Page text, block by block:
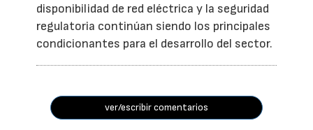
disponibilidad de red eléctrica y la seguridad
regulatoria continúan siendo los principales
condicionantes para el desarrollo del sector.
ver/escribir comentarios